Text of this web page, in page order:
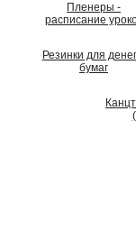
Пленеры -
расписание
Резинки для
бумаг